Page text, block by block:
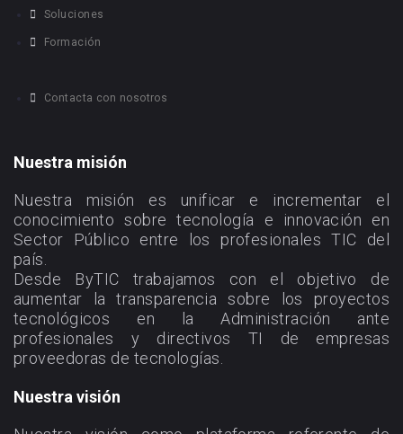
Soluciones
Formación
Contacta con nosotros
Nuestra misión
Nuestra misión es unificar e incrementar el
conocimiento sobre tecnología e innovación en
Sector Público entre los profesionales TIC del
país.
Desde ByTIC trabajamos con el objetivo de
aumentar la transparencia sobre los proyectos
tecnológicos en la Administración ante
profesionales y directivos TI de empresas
proveedoras de tecnologías.
Nuestra visión